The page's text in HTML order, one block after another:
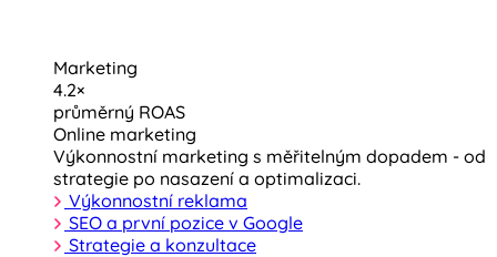
Marketing
4.2×
průměrný ROAS
Online marketing
Výkonnostní marketing s měřitelným dopadem - od
strategie po nasazení a optimalizaci.
Výkonnostní reklama
SEO a první pozice v Google
Strategie a konzultace